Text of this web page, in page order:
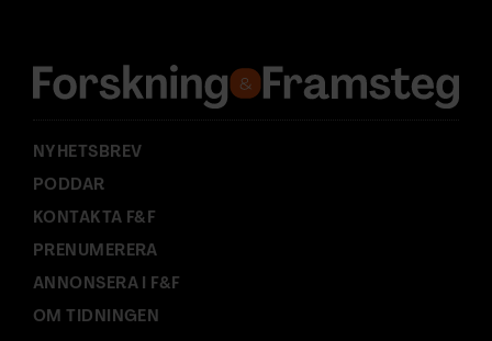
s
:
NYHETSBREV
PODDAR
KONTAKTA F&F
PRENUMERERA
ANNONSERA I F&F
OM TIDNINGEN